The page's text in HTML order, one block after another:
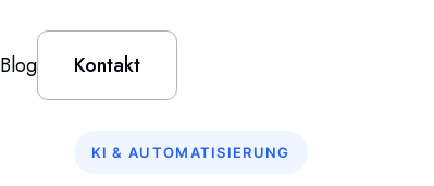
Blog Kontakt
KI & AUTOMATISIERUNG